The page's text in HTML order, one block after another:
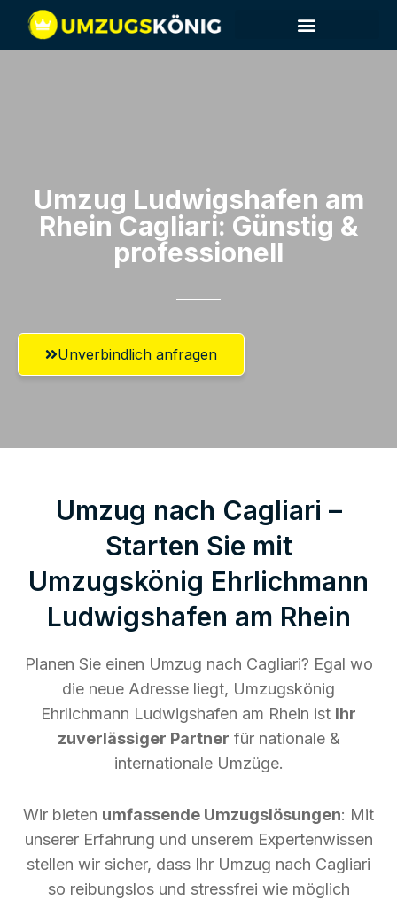
Umzug Ludwigshafen am
Rhein​ Cagliari: Günstig &
professionell​
Unverbindlich anfragen
Umzug nach Cagliari –
Starten Sie mit
Umzugskönig Ehrlichmann
Ludwigshafen am Rhein
Planen Sie einen Umzug nach Cagliari? Egal wo
die neue Adresse liegt, Umzugskönig
Ehrlichmann Ludwigshafen am Rhein ist Ihr
zuverlässiger Partner für nationale &
internationale Umzüge.
Wir bieten umfassende Umzugslösungen: Mit
unserer Erfahrung und unserem Expertenwissen
stellen wir sicher, dass Ihr Umzug nach Cagliari
so reibungslos und stressfrei wie möglich